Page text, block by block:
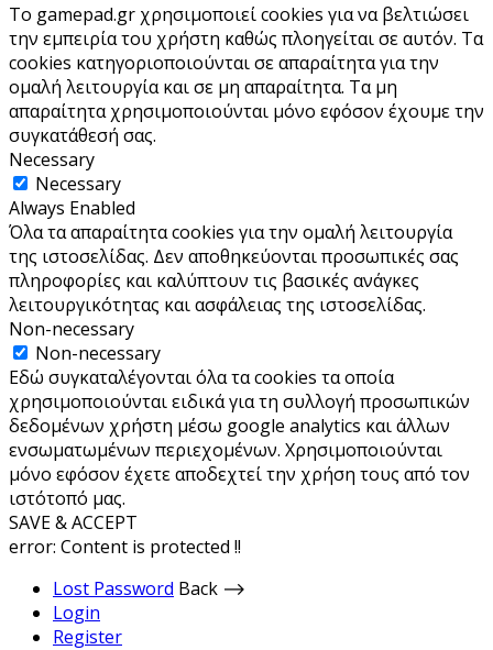
Το gamepad.gr χρησιμοποιεί cookies για να βελτιώσει
την εμπειρία του χρήστη καθώς πλοηγείται σε αυτόν. Τα
cookies κατηγοριοποιούνται σε απαραίτητα για την
ομαλή λειτουργία και σε μη απαραίτητα. Τα μη
απαραίτητα χρησιμοποιούνται μόνο εφόσον έχουμε την
συγκατάθεσή σας.
Necessary
Necessary
Always Enabled
Όλα τα απαραίτητα cookies για την ομαλή λειτουργία
της ιστοσελίδας. Δεν αποθηκεύονται προσωπικές σας
πληροφορίες και καλύπτουν τις βασικές ανάγκες
λειτουργικότητας και ασφάλειας της ιστοσελίδας.
Non-necessary
Non-necessary
Εδώ συγκαταλέγονται όλα τα cookies τα οποία
χρησιμοποιούνται ειδικά για τη συλλογή προσωπικών
δεδομένων χρήστη μέσω google analytics και άλλων
ενσωματωμένων περιεχομένων. Χρησιμοποιούνται
μόνο εφόσον έχετε αποδεχτεί την χρήση τους από τον
ιστότοπό μας.
SAVE & ACCEPT
error: Content is protected !!
Lost Password Back ⟶
Login
Register